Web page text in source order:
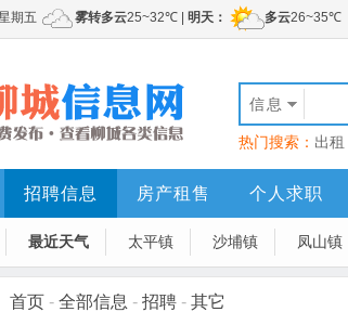
信息
热门搜索： 出租
招聘信息 房产租售 个人求职
最近天气 太平镇 沙埔镇 凤山镇
首页 - 全部信息 - 招聘 - 其它